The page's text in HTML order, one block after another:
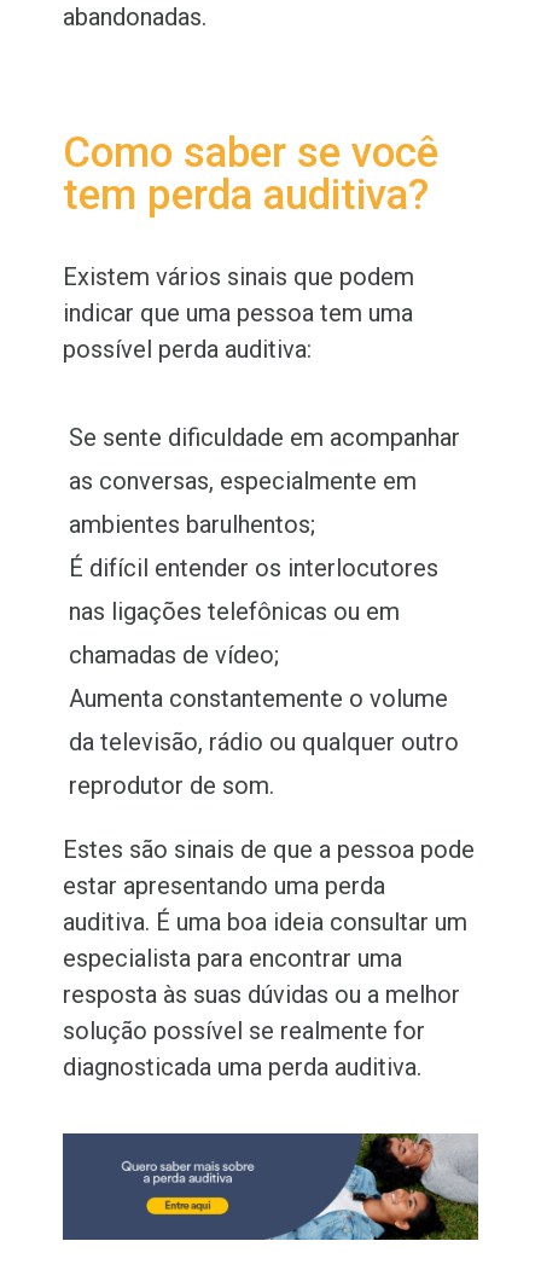
abandonadas.
Como saber se você
tem perda auditiva?
Existem vários sinais que podem
indicar que uma pessoa tem uma
possível perda auditiva:
Se sente dificuldade em acompanhar
as conversas, especialmente em
ambientes barulhentos;
É difícil entender os interlocutores
nas ligações telefônicas ou em
chamadas de vídeo;
Aumenta constantemente o volume
da televisão, rádio ou qualquer outro
reprodutor de som.
Estes são sinais de que a pessoa pode
estar apresentando uma perda
auditiva. É uma boa ideia consultar um
especialista para encontrar uma
resposta às suas dúvidas ou a melhor
solução possível se realmente for
diagnosticada uma perda auditiva.